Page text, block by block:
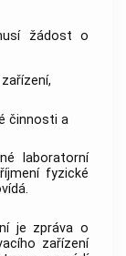
žádost o
činnosti a
laboratorní
fyzické
je zpráva o
zařízení